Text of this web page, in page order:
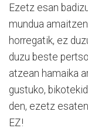
Ezetz esan
mundua
horregatik, ez
duzu beste
atzean hamaika
gustuko,
den, ezetz
EZ!